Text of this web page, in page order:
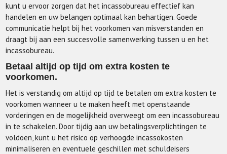
kunt u ervoor zorgen dat het incassobureau effectief kan
handelen en uw belangen optimaal kan behartigen. Goede
communicatie helpt bij het voorkomen van misverstanden en
draagt bij aan een succesvolle samenwerking tussen u en het
incassobureau.
Betaal altijd op tijd om extra kosten te
voorkomen.
Het is verstandig om altijd op tijd te betalen om extra kosten te
voorkomen wanneer u te maken heeft met openstaande
vorderingen en de mogelijkheid overweegt om een incassobureau
in te schakelen. Door tijdig aan uw betalingsverplichtingen te
voldoen, kunt u het risico op verhoogde incassokosten
minimaliseren en eventuele geschillen met schuldeisers